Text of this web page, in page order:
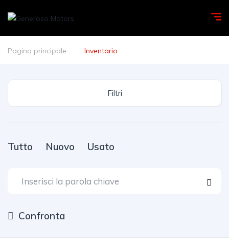
Pagina principale Inventario
Filtri
Tutto Nuovo Usato
Confronta